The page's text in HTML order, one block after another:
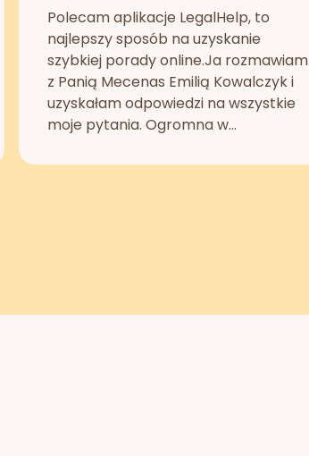
Polecam aplikacje LegalHelp, to
najlepszy sposób na uzyskanie
szybkiej porady online.Ja rozmawiam
z Panią Mecenas Emilią Kowalczyk i
uzyskałam odpowiedzi na wszystkie
moje pytania. Ogromna w...